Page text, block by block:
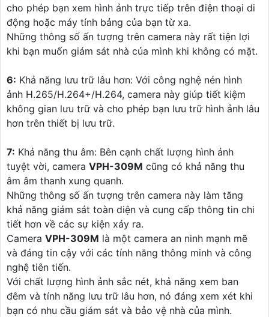
cho phép bạn xem hình ảnh trực tiếp trên điện thoại di
động hoặc máy tính bảng của bạn từ xa.
Những thông số ấn tượng trên camera này rất tiện lợi
khi bạn muốn giám sát nhà của mình khi không có mặt.
6: Khả năng lưu trữ lâu hơn: Với công nghệ nén hình
ảnh H.265/H.264+/H.264, camera này giúp tiết kiệm
không gian lưu trữ và cho phép bạn lưu trữ hình ảnh lâu
hơn trên thiết bị lưu trữ.
7: Khả năng thu âm: Bên cạnh chất lượng hình ảnh
tuyệt vời, camera VPH-309M cũng có khả năng thu
âm âm thanh xung quanh.
Những thông số ấn tượng trên camera này làm tăng
khả năng giám sát toàn diện và cung cấp thông tin chi
tiết hơn về các sự kiện xảy ra.
Camera VPH-309M là một camera an ninh mạnh mẽ
và đáng tin cậy với các tính năng thông minh và công
nghệ tiên tiến.
Với chất lượng hình ảnh sắc nét, khả năng xem ban
đêm và tính năng lưu trữ lâu hơn, nó đáng xem xét khi
bạn có nhu cầu giám sát và bảo vệ nhà của mình.